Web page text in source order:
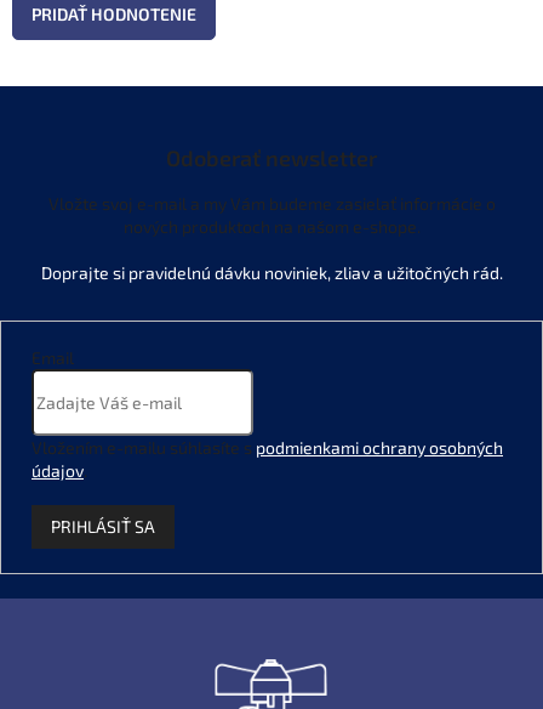
PRIDAŤ HODNOTENIE
Odoberať newsletter
Vložte svoj e-mail a my Vám budeme zasielať informácie o
nových produktoch na našom e-shope.
Email
Vložením e-mailu súhlasíte s podmienkami ochrany osobných
údajov.
PRIHLÁSIŤ SA